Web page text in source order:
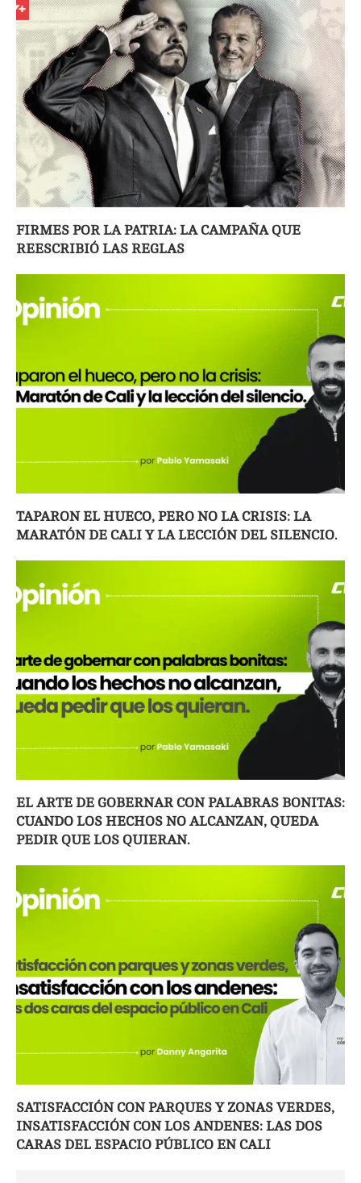
FIRMES POR LA PATRIA: LA CAMPAÑA QUE
REESCRIBIÓ LAS REGLAS
TAPARON EL HUECO, PERO NO LA CRISIS: LA
MARATÓN DE CALI Y LA LECCIÓN DEL SILENCIO.
EL ARTE DE GOBERNAR CON PALABRAS BONITAS:
CUANDO LOS HECHOS NO ALCANZAN, QUEDA
PEDIR QUE LOS QUIERAN.
SATISFACCIÓN CON PARQUES Y ZONAS VERDES,
INSATISFACCIÓN CON LOS ANDENES: LAS DOS
CARAS DEL ESPACIO PÚBLICO EN CALI